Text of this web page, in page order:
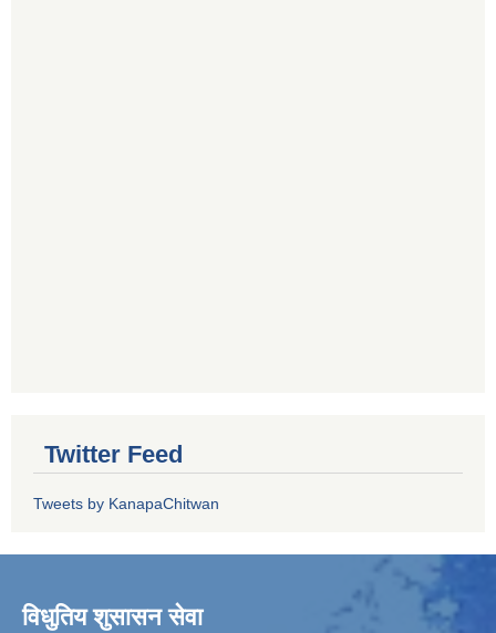
Twitter Feed
Tweets by KanapaChitwan
विधुतिय शुसासन सेवा